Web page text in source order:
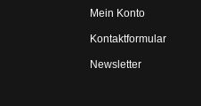
Mein Konto
Kontaktformular
Newsletter